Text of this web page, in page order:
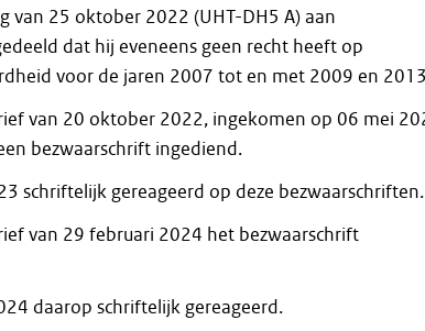
van 25 oktober 2022 (UHT-DH5 A) aan
dat hij eveneens geen recht heeft op
voor de jaren 2007 tot en met 2009 en
van 20 oktober 2022, ingekomen op 06 mei
bezwaarschrift ingediend.
schriftelijk gereageerd op deze bezwaarschriften.
van 29 februari 2024 het bezwaarschrift
daarop schriftelijk gereageerd.